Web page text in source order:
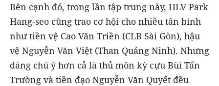
Bên cạnh đó, trong lần tập trung này, HLV Park
Hang-seo cũng trao cơ hội cho nhiều tân binh
như tiền vệ Cao Văn Triền (CLB Sài Gòn), hậu
vệ Nguyễn Văn Việt (Than Quảng Ninh). Nhưng
đáng chú ý hơn cả là thủ môn kỳ cựu Bùi Tấn
Trường và tiền đạo Nguyễn Văn Quyết đều